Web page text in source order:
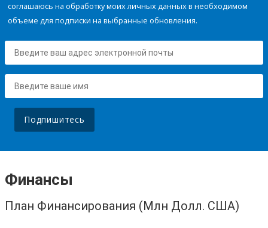
соглашаюсь на обработку моих личных данных в необходимом
объеме для подписки на выбранные обновления.
Подпишитесь
Финансы
План Финансирования (Млн Долл. США)